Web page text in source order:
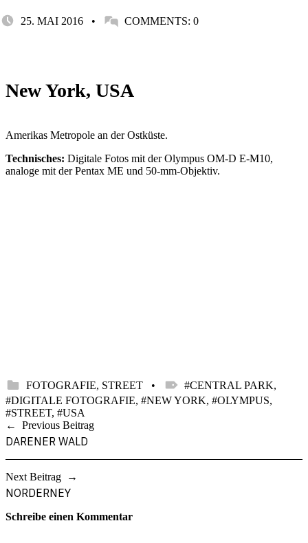
POSTED ON:
25. MAI 2016 WRITTEN BY:
STEFAN
COMMENTS: 0
New York, USA
Amerikas Metropole an der Ostküste.
Technisches: Digitale Fotos mit der Olympus OM-D E-M10,
analoge mit der Pentax ME und 50-mm-Objektiv.
CATEGORIZED IN:
FOTOGRAFIE, STREET TAGGED AS:
CENTRAL PARK,
DIGITALE FOTOGRAFIE, NEW YORK, OLYMPUS,
STREET,
USA
Skip
back
to
main
navigation
Beitragsnavigation
Previous Beitrag
DARENER WALD
Next Beitrag
NORDERNEY
Schreibe einen Kommentar